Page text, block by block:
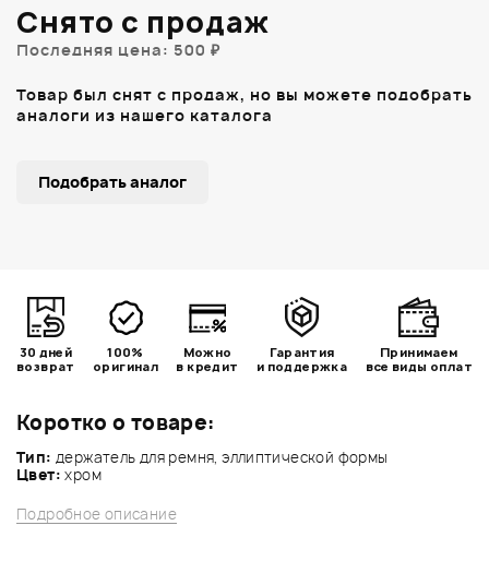
Коротко о товаре:
Тип: держатель для ремня, эллиптической формы
Цвет: хром
Подробное описание
Снято с продаж
Последняя цена: 500 ₽
Товар был снят с продаж, но вы можете подобрать
аналоги из нашего каталога
Подобрать аналог
30 дней
возврат
100%
оригинал
Можно
в кредит
Гарантия
и поддержка
Принимаем
все виды оплат